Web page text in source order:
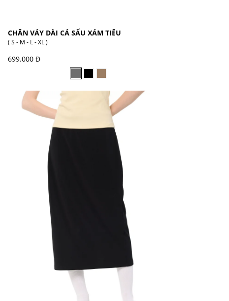
CHÂN VÁY DÀI CÁ SẤU XÁM TIÊU
( S - M - L - XL )
699.000 Đ